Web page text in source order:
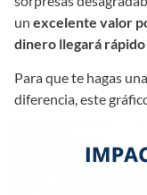
un excelente valor
dinero llegará rápido
Para que te hagas
diferencia, este